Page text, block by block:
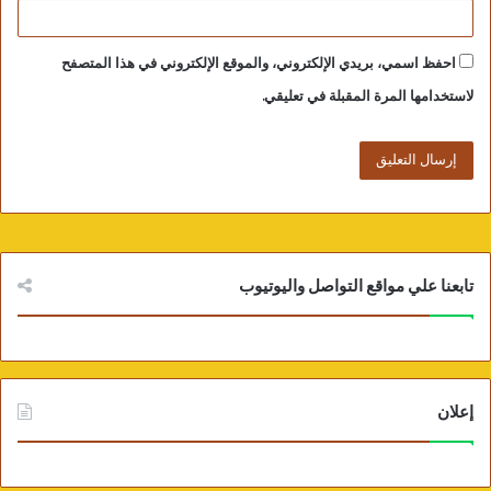
مما انعكس على النمو الاقتصادي والتجاري والموارد
احفظ اسمي، بريدي الإلكتروني، والموقع الإلكتروني في هذا المتصفح
لاستخدامها المرة المقبلة في تعليقي.
تابعنا علي مواقع التواصل واليوتيوب
إعلان